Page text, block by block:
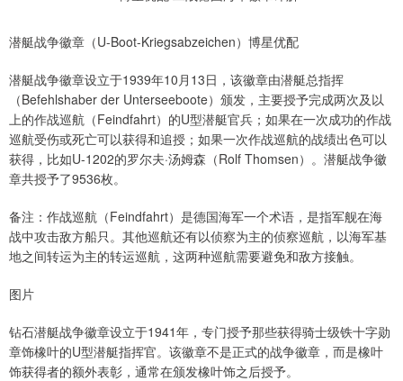
潜艇战争徽章（U-Boot-Kriegsabzeichen）博星优配
潜艇战争徽章设立于1939年10月13日，该徽章由潜艇总指挥
（Befehlshaber der Unterseeboote）颁发，主要授予完成两次及以
上的作战巡航（Feindfahrt）的U型潜艇官兵；如果在一次成功的作战
巡航受伤或死亡可以获得和追授；如果一次作战巡航的战绩出色可以
获得，比如U-1202的罗尔夫·汤姆森（Rolf Thomsen）。潜艇战争徽
章共授予了9536枚。
备注：作战巡航（Feindfahrt）是德国海军一个术语，是指军舰在海
战中攻击敌方船只。其他巡航还有以侦察为主的侦察巡航，以海军基
地之间转运为主的转运巡航，这两种巡航需要避免和敌方接触。
图片
钻石潜艇战争徽章设立于1941年，专门授予那些获得骑士级铁十字勋
章饰橡叶的U型潜艇指挥官。该徽章不是正式的战争徽章，而是橡叶
饰获得者的额外表彰，通常在颁发橡叶饰之后授予。